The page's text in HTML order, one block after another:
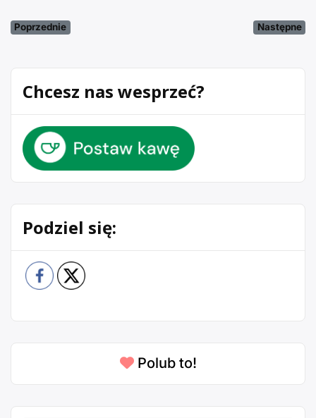
Poprzednie Następne
Chcesz nas wesprzeć?
Podziel się:
Polub to!